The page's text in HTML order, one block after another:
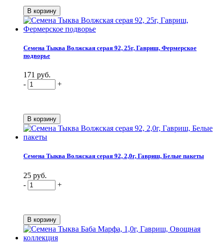
Семена Тыква Волжская серая 92, 25г, Гавриш, Фермерское
подворье
171 руб.
-
+
Семена Тыква Волжская серая 92, 2,0г, Гавриш, Белые пакеты
25 руб.
-
+